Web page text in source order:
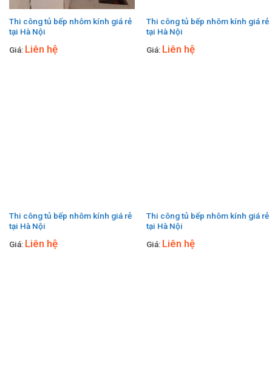
Thi công tủ bếp nhôm kính giá rẻ
tại Hà Nội
Giá: Liên hệ
Thi công tủ bếp nhôm kính giá rẻ
tại Hà Nội
Giá: Liên hệ
Thi công tủ bếp nhôm kính giá rẻ
tại Hà Nội
Giá: Liên hệ
Thi công tủ bếp nhôm kính giá rẻ
tại Hà Nội
Giá: Liên hệ